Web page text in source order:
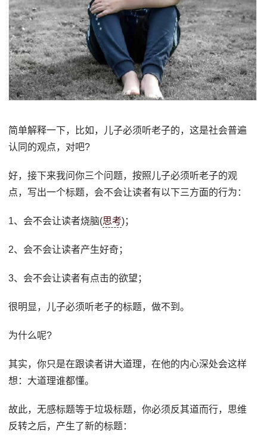
简单解释一下，比如，儿子必须听老子的，这是社会普遍
认同的观点，对吧?
好，接下来我问你三个问题，按照儿子必须听老子的观
点，写出一个标题，会不会让读者有以下三方面的行为：
1、会不会让读者烧脑(思考)；
2、会不会让读者产生好奇；
3、会不会让读者有点击的欲望；
很明显，儿子必须听老子的标题，做不到。
为什么呢?
其实，你只是在跟读者讲大道理，在他的内心深处会这样
想：大道理谁都懂。
故此，无感标题等于垃圾标题，你必须反其道而行，思维
反转之后，产生了新的标题：